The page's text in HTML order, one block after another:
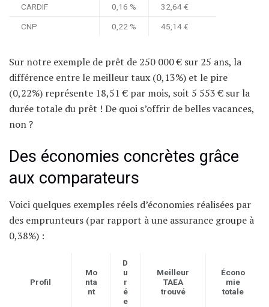
CARDIF 0,16 % 32,64 €
CNP 0,22 % 45,14 €
Sur notre exemple de prêt de 250 000 € sur 25 ans, la
différence entre le meilleur taux (0,13%) et le pire
(0,22%) représente 18,51 € par mois, soit 5 553 € sur la
durée totale du prêt ! De quoi s’offrir de belles vacances,
non ?
Des économies concrètes grâce
aux comparateurs
Voici quelques exemples réels d’économies réalisées par
des emprunteurs (par rapport à une assurance groupe à
0,38%) :
Profil
Mo
nta
nt
D
u
r
é
e
Meilleur
TAEA
trouvé
Écono
mie
totale